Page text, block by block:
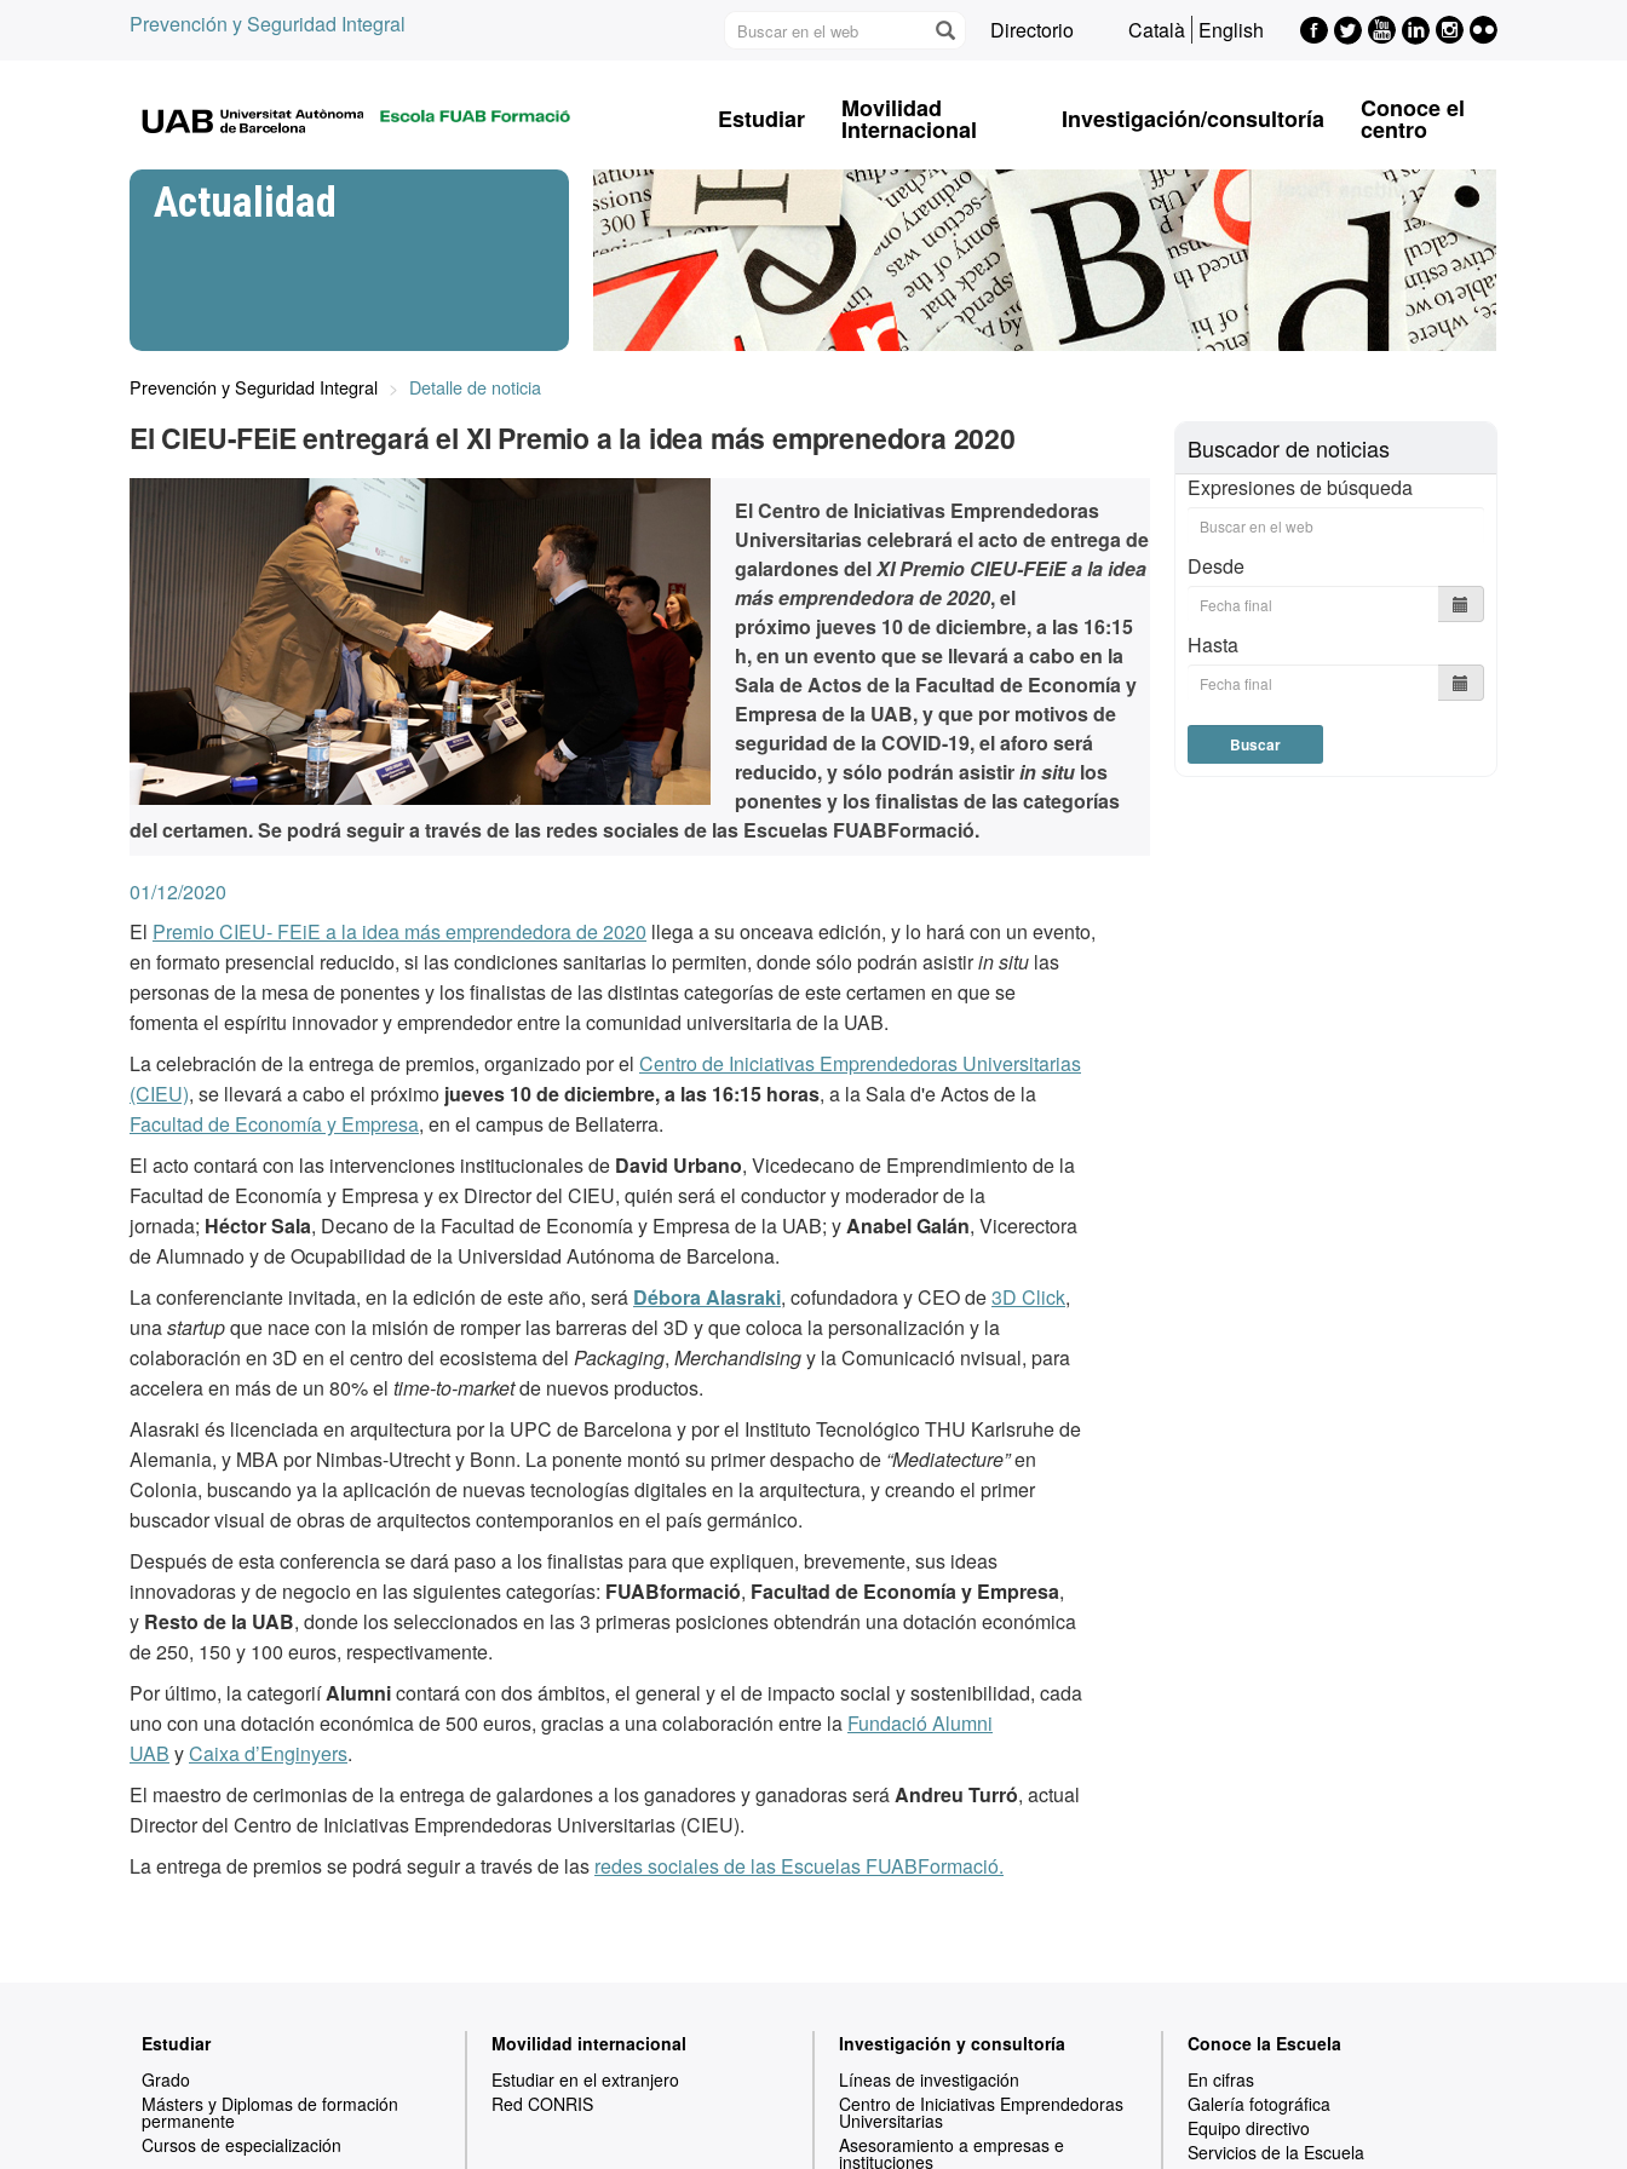
Prevención y Seguridad Integral
Buscar
Directorio Català English Facebook
EPSI
Twitter
EPSI
Youtube
EPSI
LinkedIn
EPSI
Instagram
EPSI
Flickr
B
Estudiar Movilidad
Internacional Investigación/consultoría Conoce el
centro
Actualidad
Prevención y Seguridad Integral Detalle de noticia
El CIEU-FEiE entregará el XI Premio a la idea más emprenedora 2020
El Centro de Iniciativas Emprendedoras
Universitarias celebrará el acto de entrega de
galardones delXI Premio CIEU-FEiE a la idea
más emprendedora de 2020, el
próximo jueves 10 de diciembre, a las 16:15
h, en un evento que se llevará a cabo en la
Sala de Actos de la Facultad de Economía y
Empresa de la UAB, y que por motivos de
seguridad de la COVID-19, el aforo será
reducido, y sólo podrán asistirin situ los
ponentes y los finalistas de las categorías
del certamen. Se podrá seguir a través de las redes sociales de las Escuelas FUABFormació.
01/12/2020
El Premio CIEU- FEiE a la idea más emprendedora de 2020 llega a su onceava edición, y lo hará con un evento,
en formato presencial reducido, si las condiciones sanitarias lo permiten, donde sólo podrán asistirin situ las
personas de la mesa de ponentes y los finalistas de las distintas categorías de este certamen en que se
fomenta el espíritu innovador y emprendedor entre la comunidad universitaria de la UAB.
La celebración de la entrega de premios, organizado por el Centro de Iniciativas Emprendedoras Universitarias
(CIEU), se llevará a cabo el próximo jueves 10 de diciembre, a las 16:15 horas, a la Sala d'e Actos de la
Facultad de Economía y Empresa, en el campus de Bellaterra.
El acto contará con las intervenciones institucionales de David Urbano, Vicedecano de Emprendimiento de la
Facultad de Economía y Empresa y ex Director del CIEU, quién será el conductor y moderador de la
jornada; Héctor Sala, Decano de la Facultad de Economía y Empresa de la UAB; yAnabel Galán, Vicerectora
de Alumnado y de Ocupabilidad de la Universidad Autónoma de Barcelona.
La conferenciante invitada, en la edición de este año, será Débora Alasraki, cofundadora y CEO de3D Click,
unastartupque nace con la misión de romper las barreras del 3D y que coloca la personalización y la
colaboración en 3D en el centro del ecosistema del Packaging, Merchandisingy la Comunicació nvisual, para
accelera en más de un 80% el time-to-marketde nuevos productos.
Alasraki és licenciada en arquitectura por la UPC de Barcelona y por el Instituto Tecnológico THU Karlsruhe de
Alemania, y MBA por Nimbas-Utrecht y Bonn. La ponente montó su primer despacho de “Mediatecture”en
Colonia, buscando ya la aplicación de nuevas tecnologías digitales en la arquitectura, y creando el primer
buscador visual de obras de arquitectos contemporanios en el país germánico.
Después de esta conferencia se dará paso a los finalistas para que expliquen, brevemente, sus ideas
innovadoras y de negocio en las siguientes categorías: FUABformació, Facultad de Economía y Empresa,
y Resto de la UAB, donde los seleccionados en las 3 primeras posiciones obtendrán una dotación económica
de 250, 150 y 100 euros, respectivamente.
Por último, la categoriíAlumnicontará con dos ámbitos, el general y el de impacto social y sostenibilidad, cada
uno con una dotación económica de 500 euros, gracias a una colaboración entre la Fundació Alumni
UAB yCaixa d’Enginyers.
El maestro de cerimonias de la entrega de galardones a los ganadores y ganadoras seráAndreu Turró, actual
Director del Centro de Iniciativas Emprendedoras Universitarias (CIEU).
La entrega de premios se podrá seguir a través de las redes sociales de las Escuelas FUABFormació.
Buscador de noticias
Expresiones de búsqueda
Desde
Hasta
Buscar
Estudiar
Grado
Másters y Diplomas de formación
permanente
Cursos de especialización
Movilidad internacional
Estudiar en el extranjero
Red CONRIS
Investigación y consultoría
Líneas de investigación
Centro de Iniciativas Emprendedoras
Universitarias
Asesoramiento a empresas e
instituciones
Conoce la Escuela
En cifras
Galería fotográfica
Equipo directivo
Servicios de la Escuela